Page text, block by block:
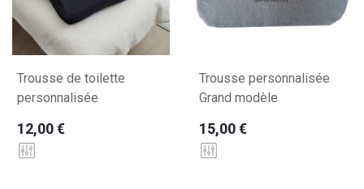
Trousse de toilette
personnalisée
12,00 €
Trousse personnalisée
Grand modèle
15,00 €